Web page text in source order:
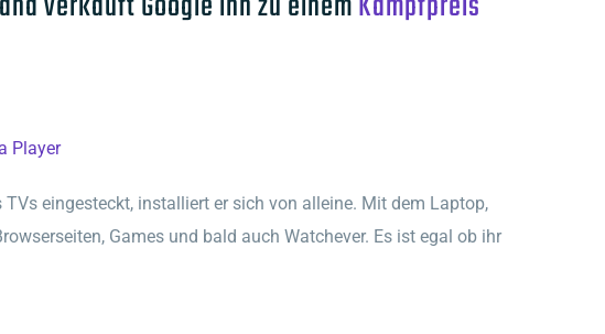
Player
eingesteckt, installiert er sich von alleine. Mit dem Laptop,
Games und bald auch Watchever. Es ist egal ob ihr